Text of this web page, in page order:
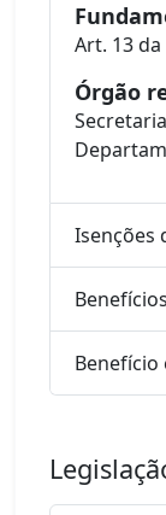
Art. 13
Órgão
Isenções
Benefício